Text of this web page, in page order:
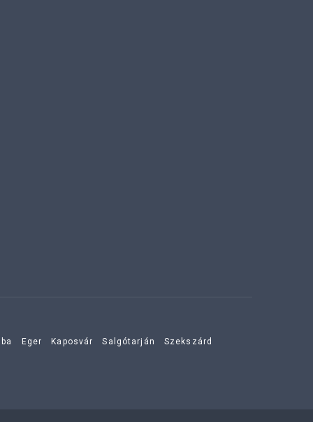
Eger Kaposvár Salgótarján Szekszárd